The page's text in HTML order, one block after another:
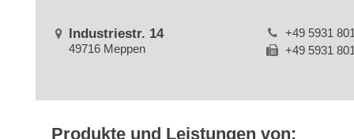
Industriestr. 14
49716 Meppen
+49 5931
+49 5931
Produkte und Leistungen von: